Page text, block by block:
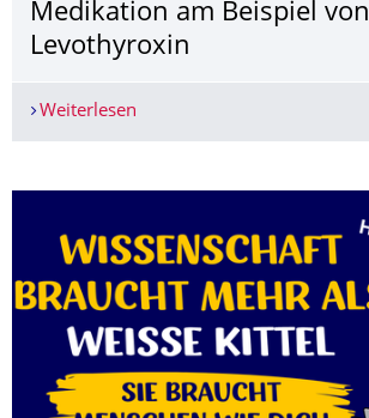
Medikation am Beispiel von
Levothyroxin
Weiterlesen